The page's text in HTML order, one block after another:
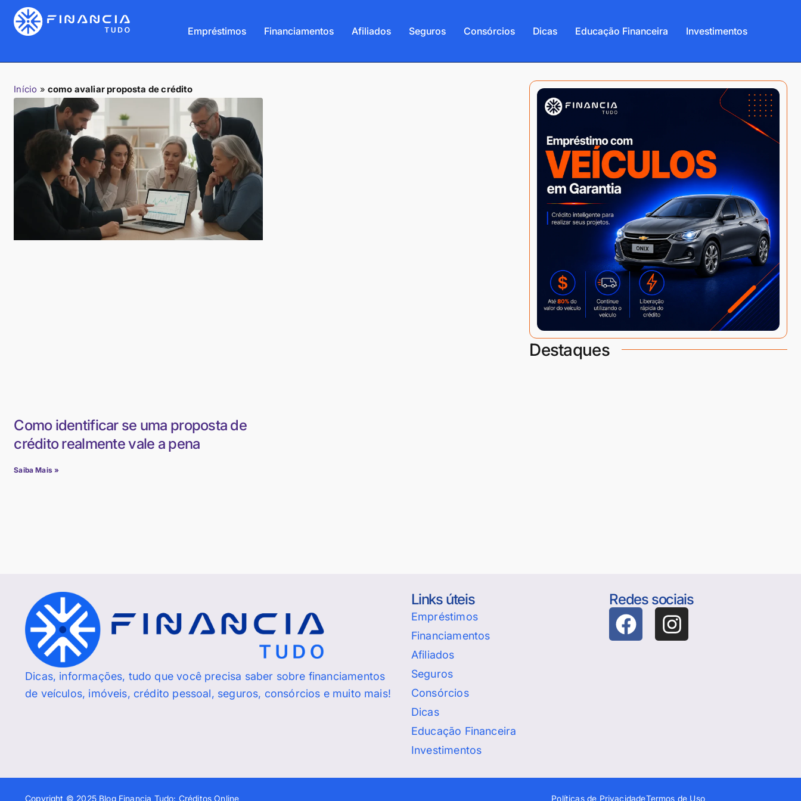
Empréstimos Financiamentos Afiliados Seguros Consórcios Dicas Educação Financeira Investimentos
Início » como avaliar proposta de crédito
Como identificar se uma proposta de
crédito realmente vale a pena
Saiba Mais »
Destaques
Dicas, informações, tudo que você precisa saber sobre financiamentos
de veículos, imóveis, crédito pessoal, seguros, consórcios e muito mais!
Links úteis
Empréstimos
Financiamentos
Afiliados
Seguros
Consórcios
Dicas
Educação Financeira
Investimentos
Redes sociais
Copyright © 2025 Blog Financia Tudo: Créditos Online Políticas de PrivacidadeTermos de Uso